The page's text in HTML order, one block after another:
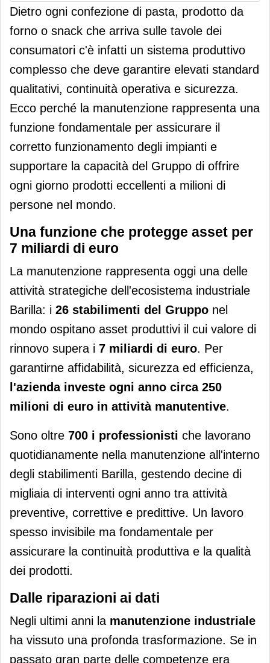
Dietro ogni confezione di pasta, prodotto da
forno o snack che arriva sulle tavole dei
consumatori c'è infatti un sistema produttivo
complesso che deve garantire elevati standard
qualitativi, continuità operativa e sicurezza.
Ecco perché la manutenzione rappresenta una
funzione fondamentale per assicurare il
corretto funzionamento degli impianti e
supportare la capacità del Gruppo di offrire
ogni giorno prodotti eccellenti a milioni di
persone nel mondo.
Una funzione che protegge asset per
7 miliardi di euro
La manutenzione rappresenta oggi una delle
attività strategiche dell'ecosistema industriale
Barilla: i 26 stabilimenti del Gruppo nel
mondo ospitano asset produttivi il cui valore di
rinnovo supera i 7 miliardi di euro. Per
garantirne affidabilità, sicurezza ed efficienza,
l'azienda investe ogni anno circa 250
milioni di euro in attività manutentive.
Sono oltre 700 i professionisti che lavorano
quotidianamente nella manutenzione all'interno
degli stabilimenti Barilla, gestendo decine di
migliaia di interventi ogni anno tra attività
preventive, correttive e predittive. Un lavoro
spesso invisibile ma fondamentale per
assicurare la continuità produttiva e la qualità
dei prodotti.
Dalle riparazioni ai dati
Negli ultimi anni la manutenzione industriale
ha vissuto una profonda trasformazione. Se in
passato gran parte delle competenze era